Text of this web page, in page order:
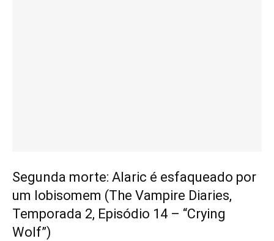
Segunda morte: Alaric é esfaqueado por
um lobisomem (The Vampire Diaries,
Temporada 2, Episódio 14 – “Crying
Wolf”)